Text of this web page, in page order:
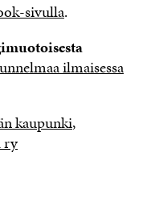
sivulla.
ilmaisessa
kaupunki,
ry